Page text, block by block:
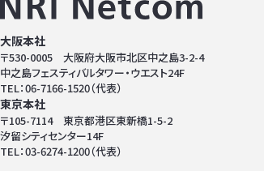
大阪本社
〒530-0005 大阪府大阪市北区中之島3-2-4
中之島フェスティバルタワー・ウエスト24F
TEL：06-7166-1520（代表）
東京本社
〒105-7114 東京都港区東新橋1-5-2
汐留シティセンター14F
TEL：03-6274-1200（代表）